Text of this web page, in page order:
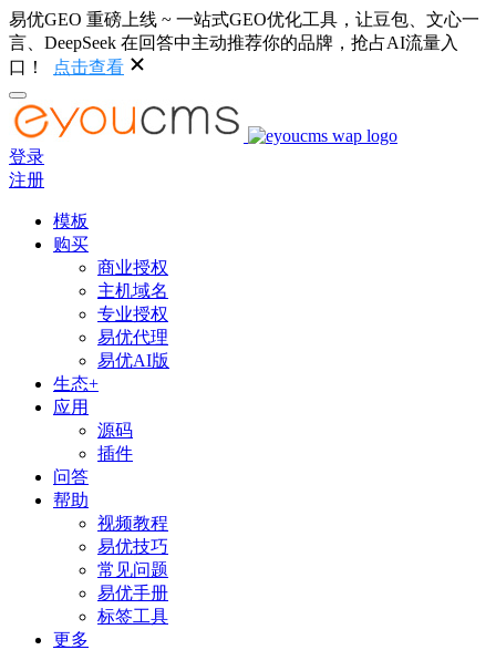
易优GEO 重磅上线 ~ 一站式GEO优化工具，让豆包、文心一
言、DeepSeek 在回答中主动推荐你的品牌，抢占AI流量入
口！
点击查看
登录
注册
模板
购买
商业授权
主机域名
专业授权
易优代理
易优AI版
生态+
应用
源码
插件
问答
帮助
视频教程
易优技巧
常见问题
易优手册
标签工具
更多